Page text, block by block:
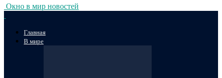
Окно в мир новостей
Главная
В мире